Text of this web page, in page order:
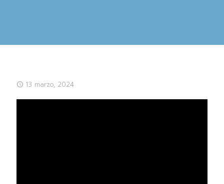
13 marzo, 2024